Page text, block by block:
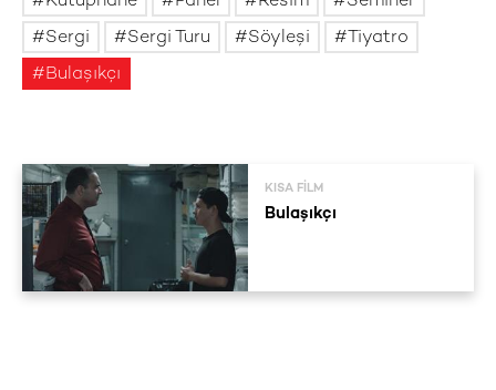
Sergi
Sergi Turu Söyleşi
Tiyatro
Bulaşıkçı
KISA FILM
Bulaşıkçı